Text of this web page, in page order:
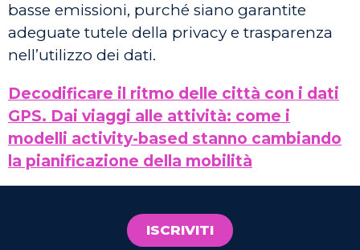
basse emissioni, purché siano garantite
adeguate tutele della privacy e trasparenza
nell’utilizzo dei dati.
Decodificare il ritmo delle città con i dati
GPS. Dai viaggi alle attività: come i
modelli activity-based stanno cambiando
la pianificazione della mobilità
ISCRIVITI